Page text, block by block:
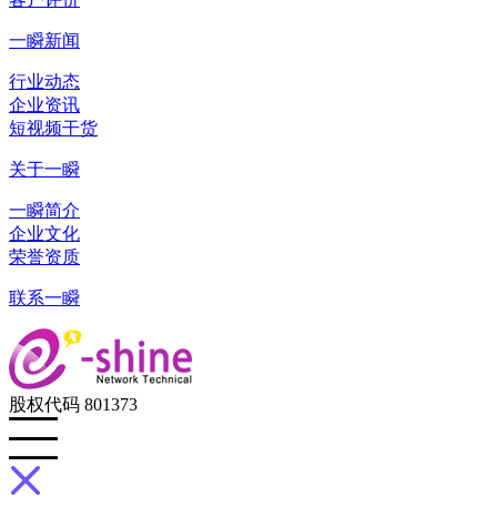
一瞬新闻
行业动态
企业资讯
短视频干货
关于一瞬
一瞬简介
企业文化
荣誉资质
联系一瞬
股权代码 801373